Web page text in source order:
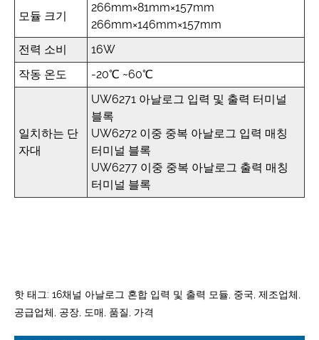
모듈 크기
266mm×81mm×157mm
266mm×146mm×157mm
전력 소비
16W
작동 온도
-20℃ ~60℃
일치하는 단
자대
UW6271 아날로그 입력 및 출력 터미널
블록
UW6272 이중 중복 아날로그 입력 매칭
터미널 블록
UW6277 이중 중복 아날로그 출력 매칭
터미널 블록
핫 태그: 16채널 아날로그 혼합 입력 및 출력 모듈, 중국, 제조업체,
공급업체, 공장, 도매, 품질, 가격